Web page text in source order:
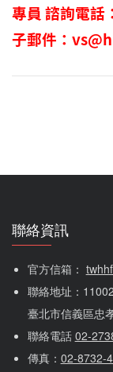
專員 諮詢電話
子郵件：
聯絡資訊
官方信箱：
聯絡地址：
臺北市信義區忠
聯絡電話 02-
傳真： 02-8732-